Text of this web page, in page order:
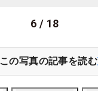
6 / 18
この写真の記事を読む